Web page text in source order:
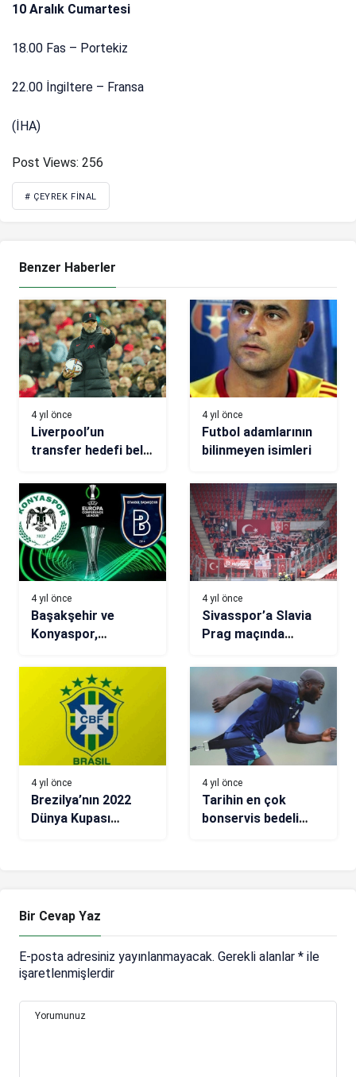
10 Aralık Cumartesi
18.00 Fas – Portekiz
22.00 İngiltere – Fransa
(İHA)
Post Views: 256
# ÇEYREK FINAL
Benzer Haberler
4 yıl önce
Liverpool’un
transfer hedefi belli
4 yıl önce
Futbol adamlarının
bilinmeyen isimleri
4 yıl önce
Başakşehir ve
Konyaspor,
sahada
4 yıl önce
Sivasspor’a Slavia
Prag maçında
4 yıl önce
Brezilya’nın 2022
Dünya Kupası
4 yıl önce
Tarihin en çok
bonservis bedeli
Bir Cevap Yaz
E-posta adresiniz yayınlanmayacak. Gerekli alanlar * ile
işaretlenmişlerdir
Yorumunuz